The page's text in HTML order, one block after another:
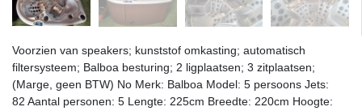
Voorzien van speakers; kunststof omkasting; automatisch
filtersysteem; Balboa besturing; 2 ligplaatsen; 3 zitplaatsen;
(Marge, geen BTW) No Merk: Balboa Model: 5 persoons Jets:
82 Aantal personen: 5 Lengte: 225cm Breedte: 220cm Hoogte: